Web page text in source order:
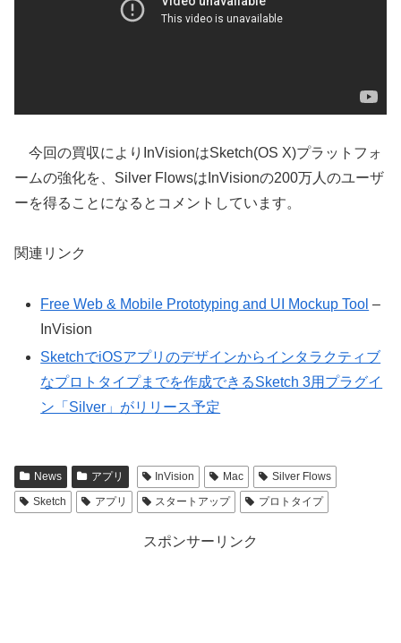
今回の買収によりInVisionはSketch(OS X)プラットフォ
ームの強化を、Silver FlowsはInVisionの200万人のユーザ
ーを得ることになるとコメントしています。
関連リンク
Free Web & Mobile Prototyping and UI Mockup Tool –
InVision
SketchでiOSアプリのデザインからインタラクティブ
なプロトタイプまでを作成できるSketch 3用プラグイ
ン「Silver」がリリース予定
News アプリ InVision Mac
Silver Flows
Sketch
アプリ スタートアップ プロトタイプ
スポンサーリンク